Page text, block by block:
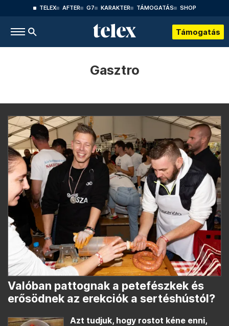
TELEX AFTER G7 KARAKTER TÁMOGATÁS SHOP
Támogatás
Gasztro
Valóban pattognak a petefészkek és
erősödnek az erekciók a sertéshústól?
Azt tudjuk, hogy rostot kéne enni,